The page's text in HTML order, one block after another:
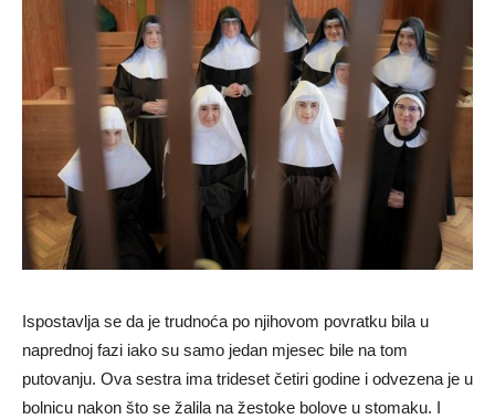
Ispostavlja se da je trudnoća po njihovom povratku bila u
naprednoj fazi iako su samo jedan mjesec bile na tom
putovanju. Ova sestra ima trideset četiri godine i odvezena je u
bolnicu nakon što se žalila na žestoke bolove u stomaku. I